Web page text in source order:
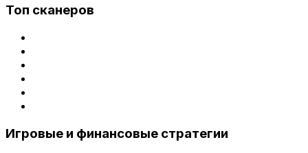
Топ сканеров
Игровые и финансовые стратегии